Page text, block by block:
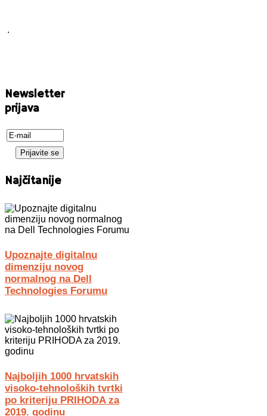
.
Newsletter
prijava
Najčitanije
Upoznajte digitalnu
dimenziju novog
normalnog na Dell
Technologies Forumu
Najboljih 1000 hrvatskih
visoko-tehnoloških tvrtki
po kriteriju PRIHODA za
2019. godinu